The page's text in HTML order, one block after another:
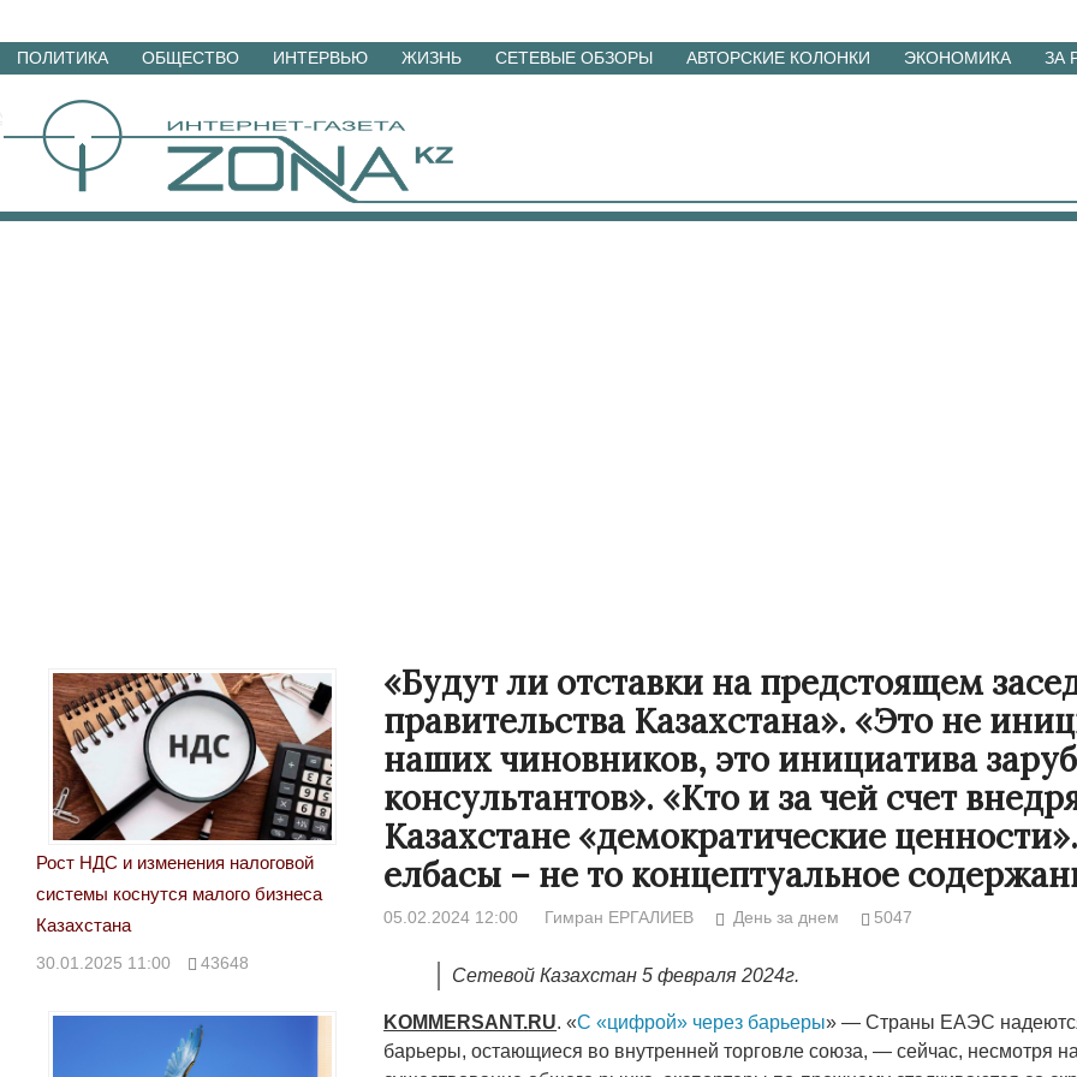
Перейти
материалам
ПОЛИТИКА ОБЩЕСТВО ИНТЕРВЬЮ ЖИЗНЬ СЕТЕВЫЕ ОБЗОРЫ АВТОРСКИЕ КОЛОНКИ ЭКОНОМИКА ЗА
«Будут ли отставки на предстоящем
правительства Казахстана». «Это не
наших чиновников, это инициатива
консультантов». «Кто и за чей счет
Казахстане «демократические
елбасы – не то концептуальное
05.02.2024 12:00 Гимран ЕРГАЛИЕВ День за днем 5047
Сетевой Казахстан 5 февраля 2024г.
KOMMERSANT.RU. «С «цифрой» через барьеры» — Страны ЕАЭС
барьеры, остающиеся во внутренней торговле союза, — сейчас, несмотря на
Рост НДС и изменения налоговой
системы коснутся малого бизнеса
Казахстана
30.01.2025 11:00 43648
Народ выбрал свет
мошенниками
30.10.2024